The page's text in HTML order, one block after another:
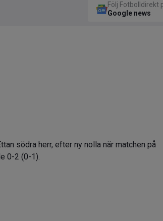
Följ Fotbolldirekt
Google news
södra herr, efter ny nolla när matchen på
0-2 (0-1).